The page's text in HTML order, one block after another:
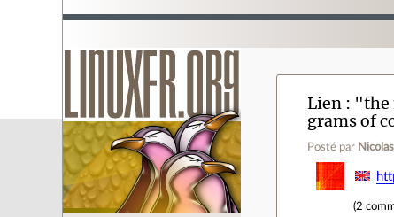
Lien
"the
grams of
Posté par
(2